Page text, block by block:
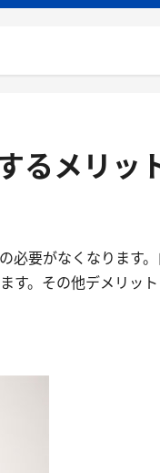
るメリッ
必要がなくなります
す。その他デメリッ